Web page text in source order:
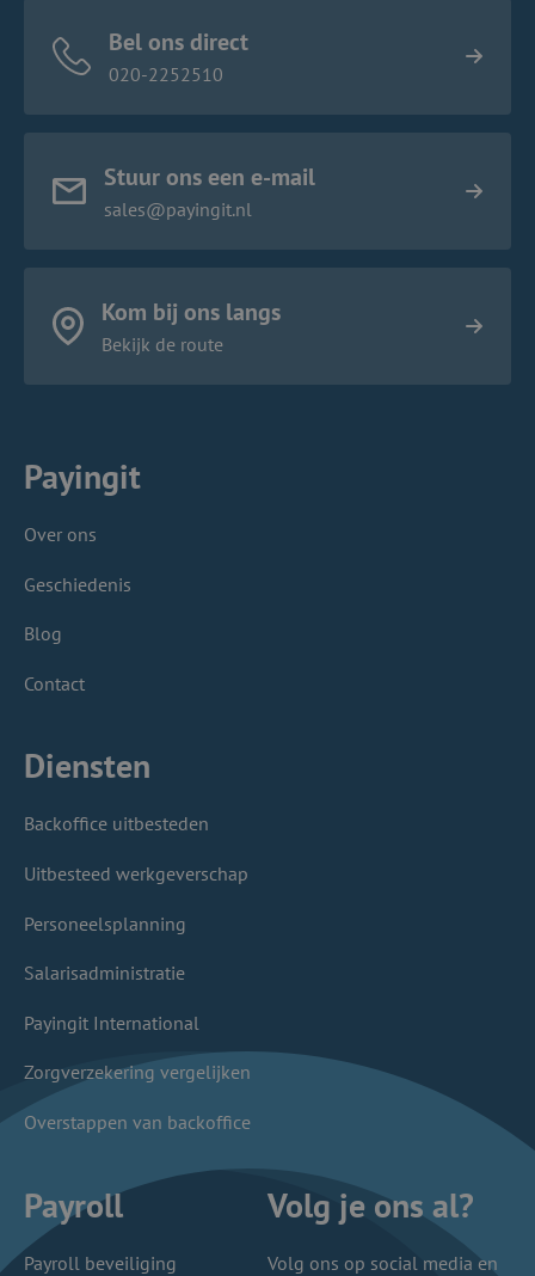
Bel ons direct
020-2252510
Stuur ons een e-mail
sales@payingit.nl
Kom bij ons langs
Bekijk de route
Payingit
Over ons
Geschiedenis
Blog
Contact
Diensten
Backoffice uitbesteden
Uitbesteed werkgeverschap
Personeelsplanning
Salarisadministratie
Payingit International
Zorgverzekering vergelijken
Overstappen van backoffice
Payroll
Payroll beveiliging
Volg je ons al?
Volg ons op social media en